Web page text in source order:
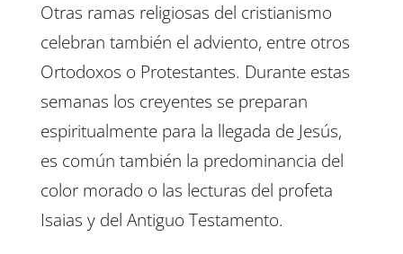
Otras ramas religiosas del cristianismo
celebran también el adviento, entre otros
Ortodoxos o Protestantes. Durante estas
semanas los creyentes se preparan
espiritualmente para la llegada de Jesús,
es común también la predominancia del
color morado o las lecturas del profeta
Isaias y del Antiguo Testamento.